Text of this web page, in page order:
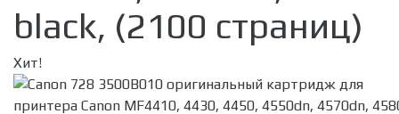
black, (2100 страниц)
Хит!